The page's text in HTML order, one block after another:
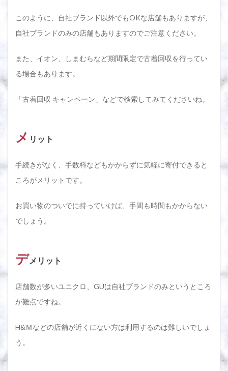
このように、自社ブランド以外でもOKな店舗もありますが、
自社ブランドのみの店舗もありますのでご注意ください。
また、イオン、しまむらなど期間限定で古着回収を行ってい
る場合もあります。
「古着回収 キャンペーン」などで検索してみてくださいね。
メ リット
手続きがなく、手数料などもかからずに気軽に寄付できると
ころがメリットです。
お買い物のついでに持っていけば、手間も時間もかからない
でしょう。
デメリット
店舗数が多いユニクロ、GUは自社ブランドのみというところ
が難点ですね。
H&Ｍなどの店舗が近くにない方は利用するのは難しいでしょ
う。